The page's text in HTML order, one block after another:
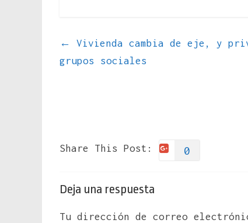
←
Vivienda cambia de eje, y
grupos sociales
Share This Post: 0
Deja una respuesta
Tu dirección de correo